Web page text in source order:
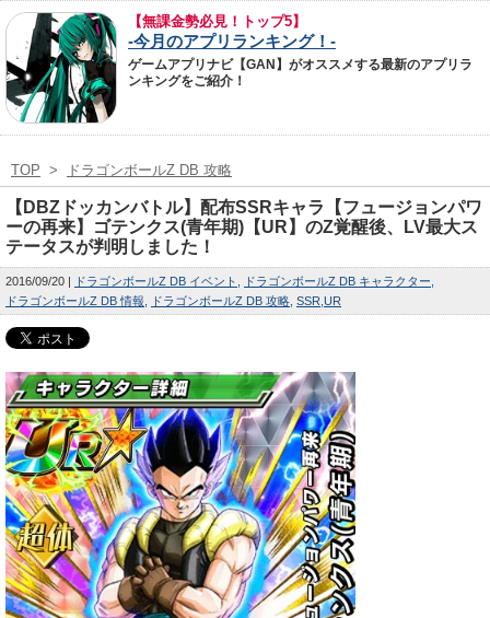
【無課金勢必見！トップ5】
-今月のアプリランキング！-
ゲームアプリナビ【GAN】がオススメする最新のアプリラ
ンキングをご紹介！
TOP > ドラゴンボールZ DB 攻略
【DBZドッカンバトル】配布SSRキャラ【フュージョンパワ
ーの再来】ゴテンクス(青年期)【UR】のZ覚醒後、LV最大ス
テータスが判明しました！
2016/09/20 ドラゴンボールZ DB イベント
ドラゴンボールZ DB キャラクター
ドラゴンボールZ DB 情報
ドラゴンボールZ DB 攻略 SSR UR